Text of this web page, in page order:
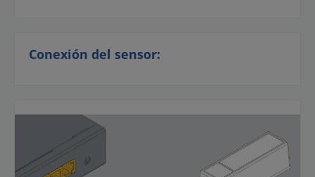
Conexión del sensor: